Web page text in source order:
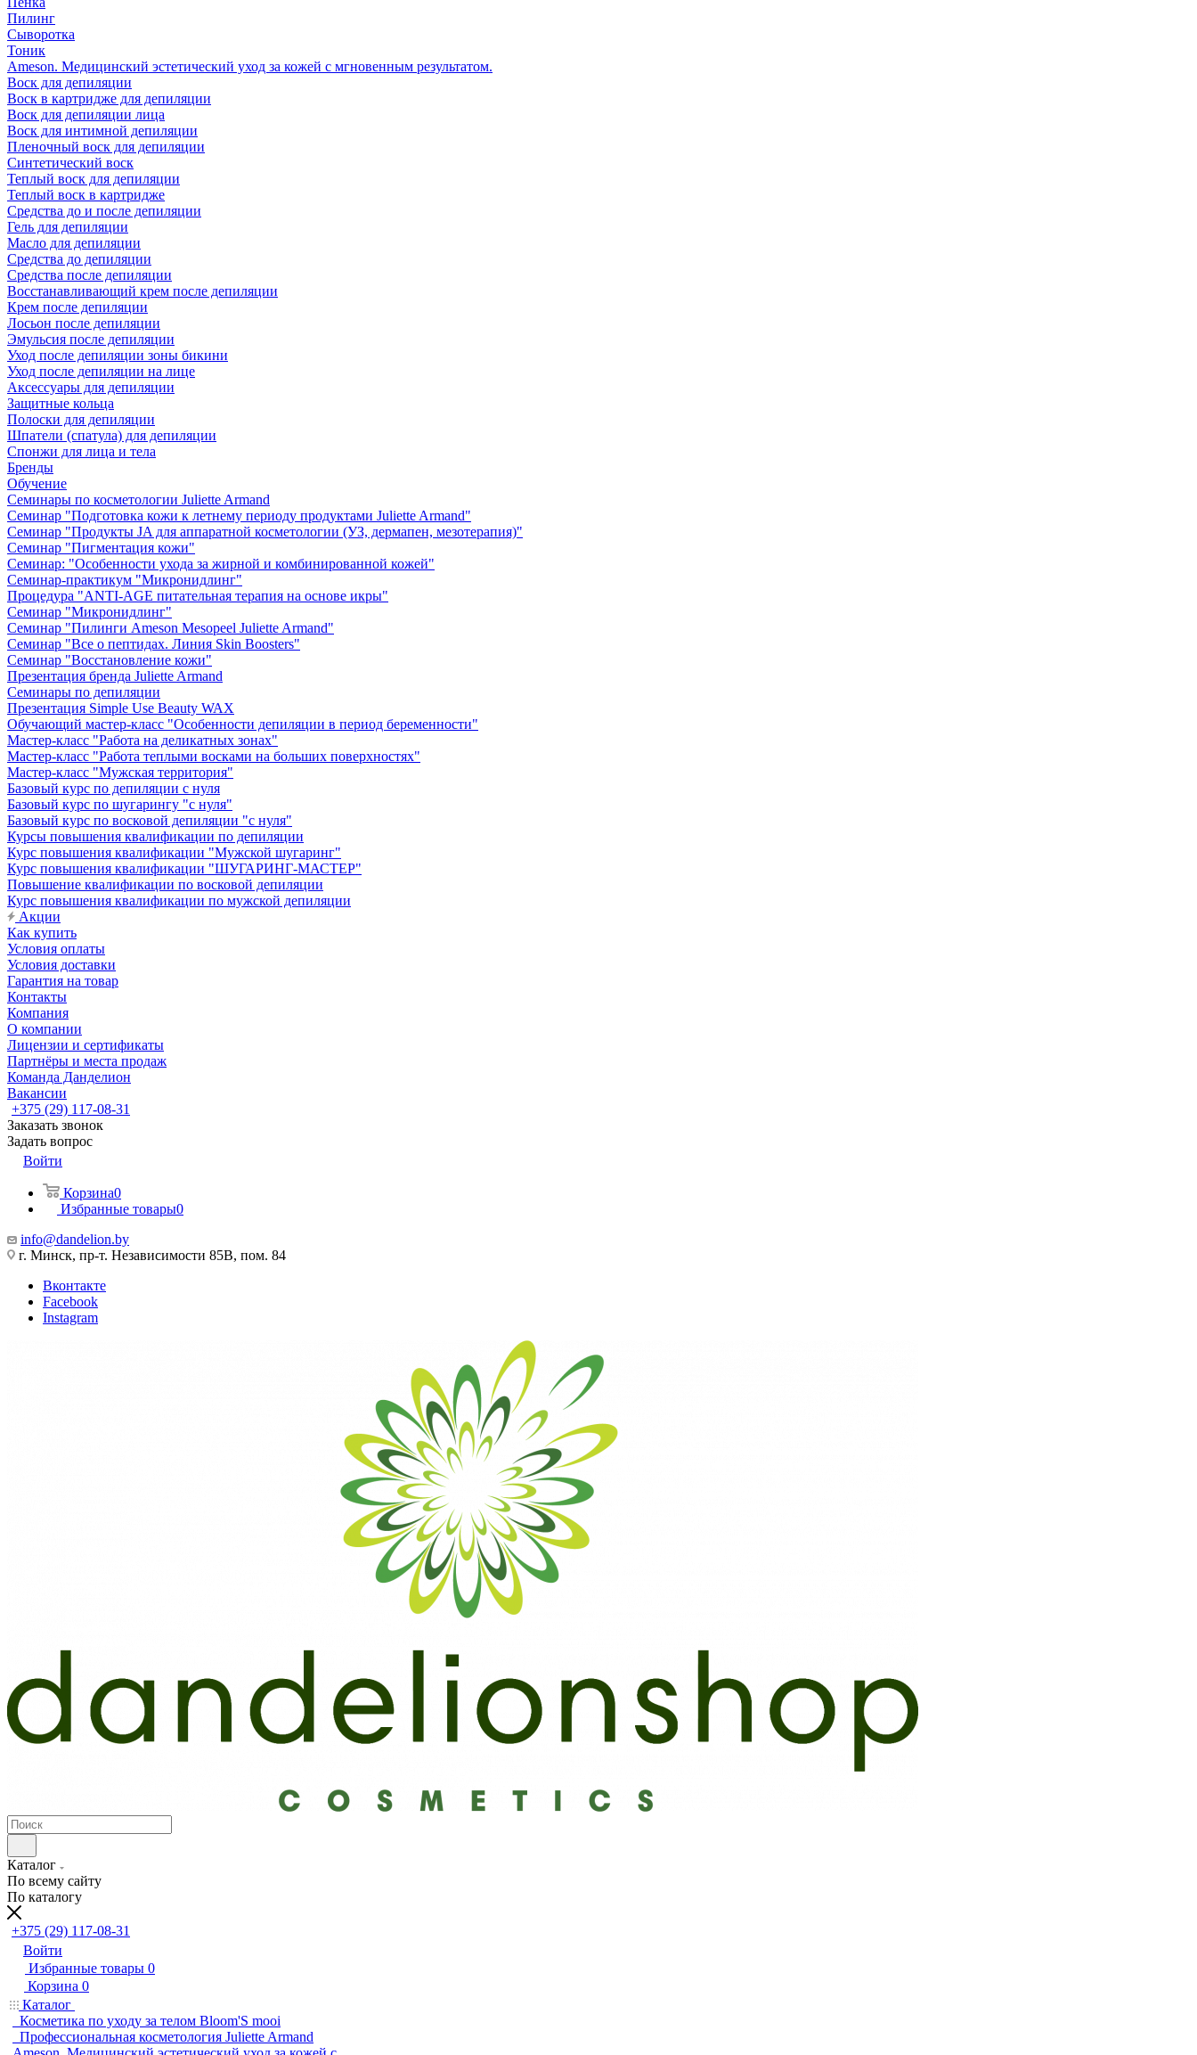
Пилинг
Сыворотка
Тоник
Ameson. Медицинский эстетический уход за кожей с мгновенным результатом.
Воск для депиляции
Воск в картридже для депиляции
Воск для депиляции лица
Воск для интимной депиляции
Пленочный воск для депиляции
Синтетический воск
Теплый воск для депиляции
Теплый воск в картридже
Средства до и после депиляции
Гель для депиляции
Масло для депиляции
Средства до депиляции
Средства после депиляции
Восстанавливающий крем после депиляции
Крем после депиляции
Лосьон после депиляции
Эмульсия после депиляции
Уход после депиляции зоны бикини
Уход после депиляции на лице
Аксессуары для депиляции
Защитные кольца
Полоски для депиляции
Шпатели (спатула) для депиляции
Спонжи для лица и тела
Бренды
Обучение
Семинары по косметологии Juliette Armand
Семинар "Подготовка кожи к летнему периоду продуктами Juliette Armand"
Семинар "Продукты JA для аппаратной косметологии (УЗ, дермапен, мезотерапия)"
Семинар "Пигментация кожи"
Семинар: "Особенности ухода за жирной и комбинированной кожей"
Семинар-практикум "Микронидлинг"
Процедура "ANTI-AGE питательная терапия на основе икры"
Семинар "Микронидлинг"
Семинар "Пилинги Ameson Mesopeel Juliette Armand"
Семинар "Все о пептидах. Линия Skin Boosters"
Семинар "Восстановление кожи"
Презентация бренда Juliette Armand
Семинары по депиляции
Презентация Simple Use Beauty WAX
Обучающий мастер-класс "Особенности депиляции в период беременности"
Мастер-класс "Работа на деликатных зонах"
Мастер-класс "Работа теплыми восками на больших поверхностях"
Мастер-класс "Мужская территория"
Базовый курс по депиляции с нуля
Базовый курс по шугарингу "с нуля"
Базовый курс по восковой депиляции "с нуля"
Курсы повышения квалификации по депиляции
Курс повышения квалификации "Мужской шугаринг"
Курс повышения квалификации "ШУГАРИНГ-МАСТЕР"
Повышение квалификации по восковой депиляции
Курс повышения квалификации по мужской депиляции
Акции
Как купить
Условия оплаты
Условия доставки
Гарантия на товар
Контакты
Компания
О компании
Лицензии и сертификаты
Партнёры и места продаж
Команда Данделион
Вакансии
+375 (29) 117-08-31
Заказать звонок
Задать вопрос
Войти
Корзина0
Избранные товары0
info@dandelion.by
г. Минск, пр-т. Независимости 85В, пом. 84
Вконтакте
Facebook
Instagram
Каталог
По всему сайту
По каталогу
+375 (29) 117-08-31
Войти
Избранные товары 0
Корзина 0
Каталог
Косметика по уходу за телом Bloom'S mooi
Профессиональная косметология Juliette Armand